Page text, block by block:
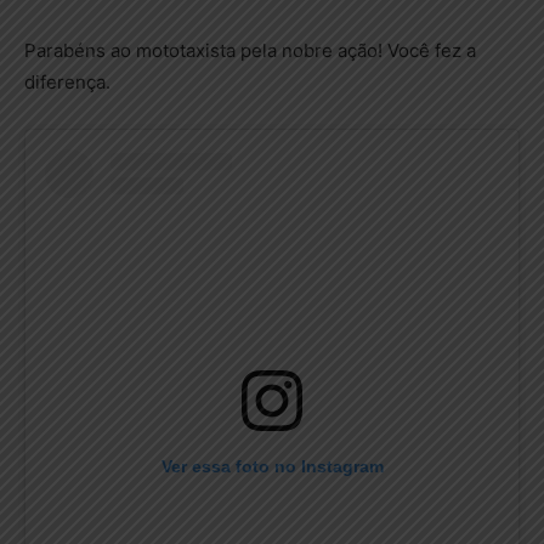
Parabéns ao mototaxista pela nobre ação! Você fez a
diferença.
Ver essa foto no Instagram